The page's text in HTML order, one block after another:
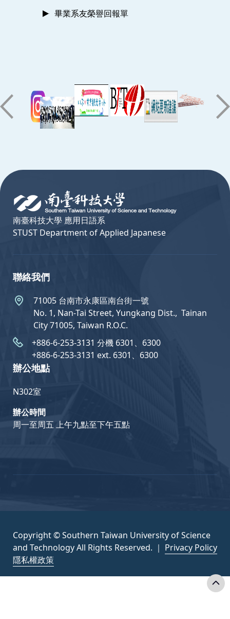
畢業系友榮譽回報單
南臺科技大學 應用日語系
STUST Department of Applied Japanese
聯絡我們
71005 台南市永康區南台街一號
No. 1, Nan-Tai Street, Yungkang Dist.,  Tainan
City 71005, Taiwan R.O.C.
+886-6-253-3131 分機 6301、6300
+886-6-253-3131 ext. 6301、6300
辦公地點
N302室
辦公時間
周一至周五 上午九點至下午五點
Copyright © Southern Taiwan University of Science
and Technology All Rights Reserved. ｜ Privacy Policy
隱私權政策